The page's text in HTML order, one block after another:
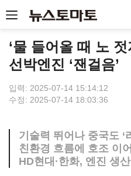
‘물 들어올 때 노
선박엔진 ‘잰걸음’
입력: 2025-07-14 15:14:12
수정: 2025-07-14 18:03:36
기술력 뛰어나 중국도 ‘
친환경 흐름에 호조 이
HD현대·한화, 엔진 생